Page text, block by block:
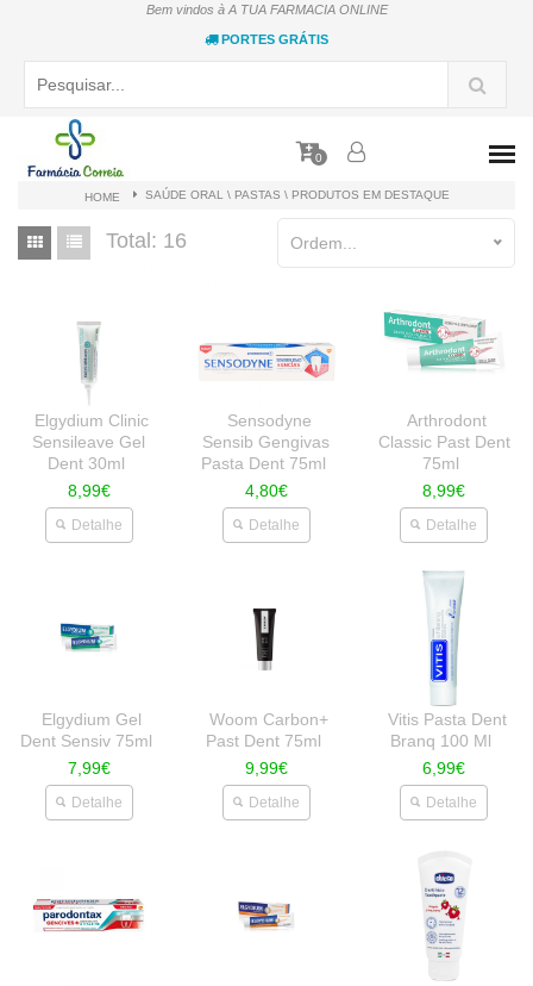
Bem vindos à A TUA FARMACIA ONLINE
PORTES GRÁTIS
0
HOME SAÚDE ORAL \ PASTAS \ PRODUTOS EM DESTAQUE
Total: 16 Ordem...
Elgydium Clinic
Sensileave Gel
Dent 30ml
8,99€
Detalhe
Sensodyne
Sensib Gengivas
Pasta Dent 75ml
4,80€
Detalhe
Arthrodont
Classic Past Dent
75ml
8,99€
Detalhe
Elgydium Gel
Dent Sensiv 75ml
7,99€
Detalhe
Woom Carbon+
Past Dent 75ml
9,99€
Detalhe
Vitis Pasta Dent
Branq 100 Ml
6,99€
Detalhe